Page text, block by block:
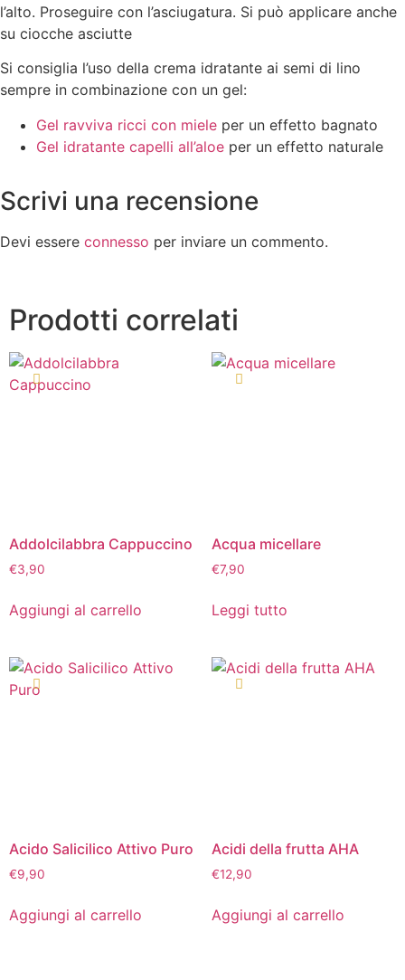
l’alto. Proseguire con l’asciugatura. Si può applicare anche
su ciocche asciutte
Si consiglia l’uso della crema idratante ai semi di lino
sempre in combinazione con un gel:
Gel ravviva ricci con miele per un effetto bagnato
Gel idratante capelli all’aloe per un effetto naturale
Scrivi una recensione
Devi essere connesso per inviare un commento.
Prodotti correlati
Addolcilabbra Cappuccino
€3,90
Aggiungi al carrello
Acqua micellare
€7,90
Leggi tutto
Acido Salicilico Attivo Puro
€9,90
Aggiungi al carrello
Acidi della frutta AHA
€12,90
Aggiungi al carrello